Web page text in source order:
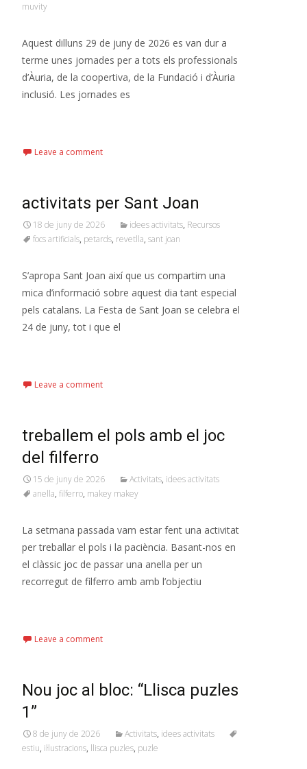
muvity
Aquest dilluns 29 de juny de 2026 es van dur a
terme unes jornades per a tots els professionals
d’Àuria, de la coopertiva, de la Fundació i d’Àuria
inclusió. Les jornades es
Leave a comment
activitats per Sant Joan
18 de juny de 2026 idees activitats, Recursos
focs artificials, petards, revetlla, sant joan
S’apropa Sant Joan així que us compartim una
mica d’informació sobre aquest dia tant especial
pels catalans. La Festa de Sant Joan se celebra el
24 de juny, tot i que el
Leave a comment
treballem el pols amb el joc
del filferro
15 de juny de 2026 Activitats, idees activitats
anella, filferro, makey makey
La setmana passada vam estar fent una activitat
per treballar el pols i la paciència. Basant-nos en
el clàssic joc de passar una anella per un
recorregut de filferro amb amb l’objectiu
Leave a comment
Nou joc al bloc: “Llisca puzles
1”
8 de juny de 2026 Activitats, idees activitats
estiu, il·lustracions, llisca puzles, puzle